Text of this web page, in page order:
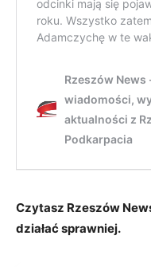
Czytasz Rzeszów
działać sprawniej.